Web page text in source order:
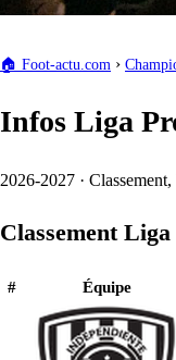
🏠 Foot-actu.com ›
Infos Liga
2026-2027 ·
Classement
# Équipe